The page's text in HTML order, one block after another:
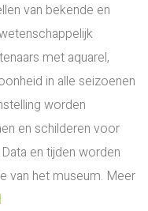
van bekende en
met aquarel,
in alle seizoenen
worden
en schilderen voor
en tijden worden
van het museum. Meer